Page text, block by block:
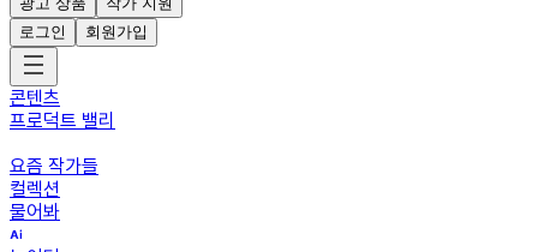
로그인
회원가입
콘텐츠
프로덕트 밸리
요즘 작가들
컬렉션
물어봐